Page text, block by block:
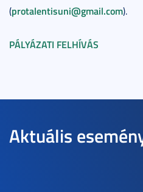
(protalentisuni@gmail.com).
PÁLYÁZATI FELHÍVÁS
Aktuális